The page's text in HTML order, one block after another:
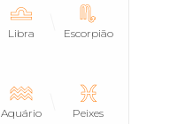
Libra Escorpião
Aquário Peixes